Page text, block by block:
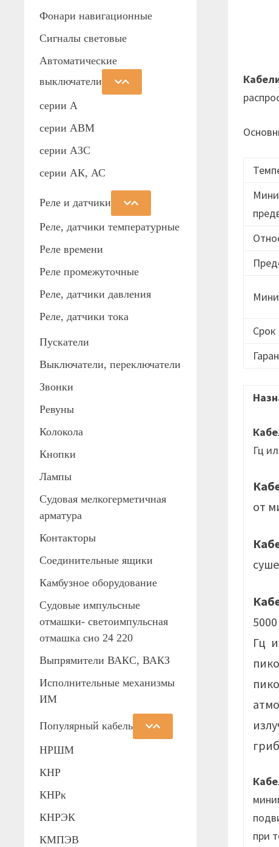
Гц
от
Гц
при
Фонари навигационные
Сигналы световые
Автоматические
выключатели
серии А
серии АВМ
cерии АЗС
серии АК, АС
Реле и датчики
Реле, датчики температурные
Реле времени
Реле промежуточные
Реле, датчики давления
Реле, датчики тока
Пускатели
Выключатели, переключатели
Звонки
Ревуны
Колокола
Кнопки
Лампы
Судовая мелкогерметичная
арматура
Контакторы
Соединительные ящики
Камбузное оборудование
Судовые импульсные
отмашки- светоимпульсная
отмашка сио 24 220
Выпрямители ВАКС, ВАКЗ
Исполнительные механизмы
ИМ
Популярный кабель
НРШМ
КНР
КНРк
КНРЭК
КМПЭВ